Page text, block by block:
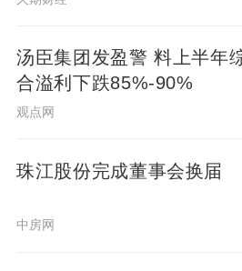
名牌红盘：高品质赛道，
式
选择新世界·天馥，不仅
是选择一种与白鹅潭共
锁定当下乃至更久的全明
汤臣集团发盈警 料上半年
合溢利下跌85%-90%
观点网
珠江股份完成董事会换届
中房网